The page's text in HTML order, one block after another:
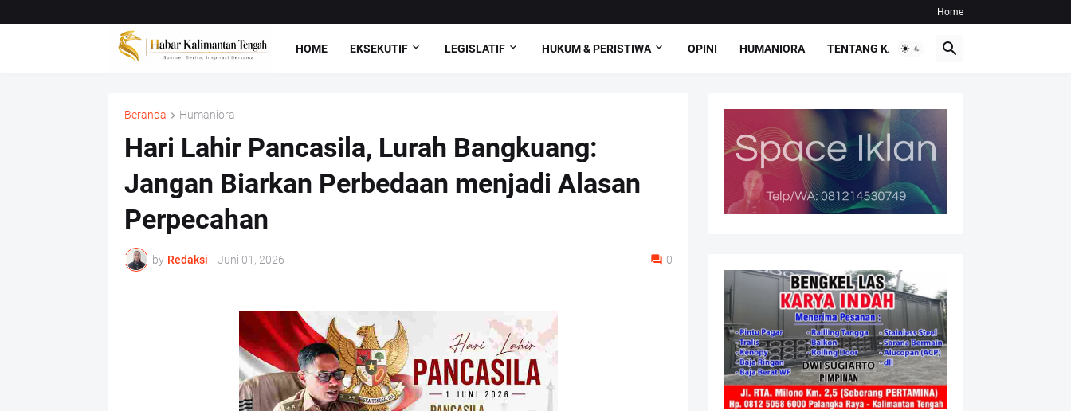
Home
HOME EKSEKUTIF LEGISLATIF HUKUM & PERISTIWA OPINI HUMANIORA TENTANG KAMI
Beranda Humaniora
Hari Lahir Pancasila, Lurah Bangkuang:
Jangan Biarkan Perbedaan menjadi Alasan
Perpecahan
by Redaksi - Juni 01, 2026 0